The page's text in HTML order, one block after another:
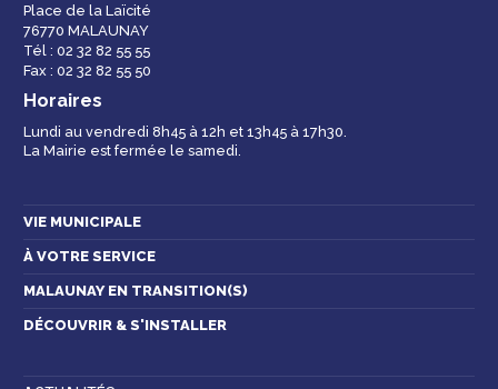
Espace famille
Place de la Laïcité
76770 MALAUNAY
Tél : 02 32 82 55 55
Fax : 02 32 82 55 50
Horaires
Lundi au vendredi 8h45 à 12h et 13h45 à 17h30.
La Mairie est fermée le samedi.
VIE MUNICIPALE
À VOTRE SERVICE
MALAUNAY EN TRANSITION(S)
DÉCOUVRIR & S'INSTALLER